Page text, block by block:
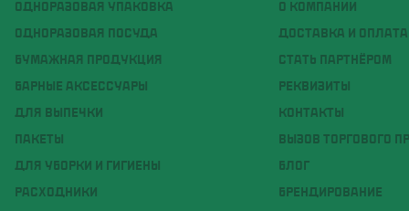
ОДНОРАЗОВАЯ УПАКОВКА
ОДНОРАЗОВАЯ ПОСУДА
БУМАЖНАЯ ПРОДУКЦИЯ
БАРНЫЕ АКСЕССУАРЫ
ДЛЯ ВЫПЕЧКИ
ПАКЕТЫ
ДЛЯ УБОРКИ И ГИГИЕНЫ
РАСХОДНИКИ
О КОМПАНИИ
ДОСТАВКА И ОПЛАТА
СТАТЬ ПАРТНЁРОМ
РЕКВИЗИТЫ
КОНТАКТЫ
ВЫЗОВ ТОРГОВОГО
БЛОГ
БРЕНДИРОВАНИЕ